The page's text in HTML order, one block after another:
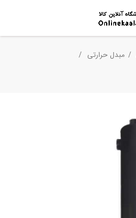
مبدل حرارتی